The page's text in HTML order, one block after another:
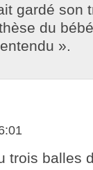
gardé son
du
».
trois balles